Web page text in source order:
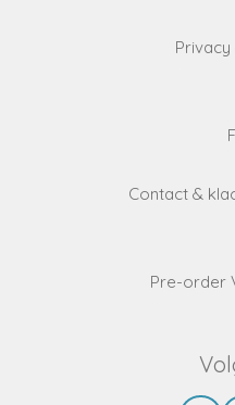
Contact &
Pre-order